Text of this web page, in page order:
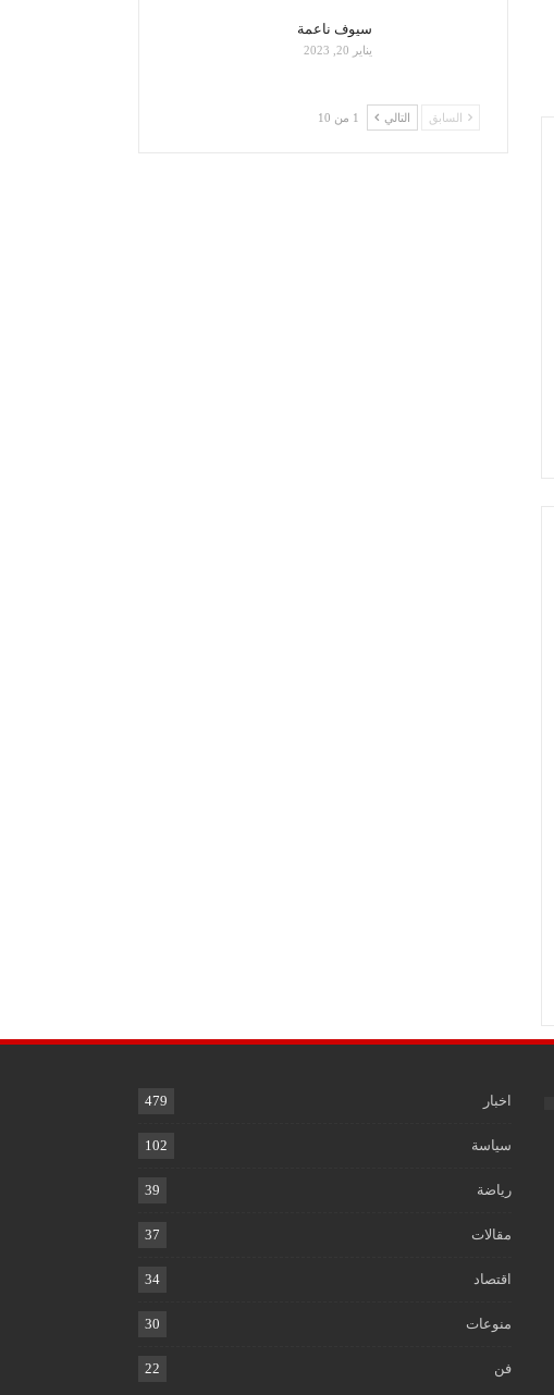
سيوف ناعمة
يناير 20, 2023
السابق التالي 1 من 10
اخبار 479
سياسة 102
رياضة 39
مقالات 37
اقتصاد 34
منوعات 30
فن 22